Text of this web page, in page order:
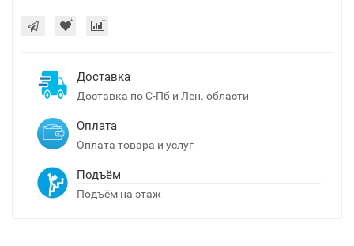
Доставка
Доставка по С-Пб и Лен. области
Оплата
Оплата товара и услуг
Подъём
Подъём на этаж